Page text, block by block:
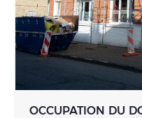
OCCUPATION DU